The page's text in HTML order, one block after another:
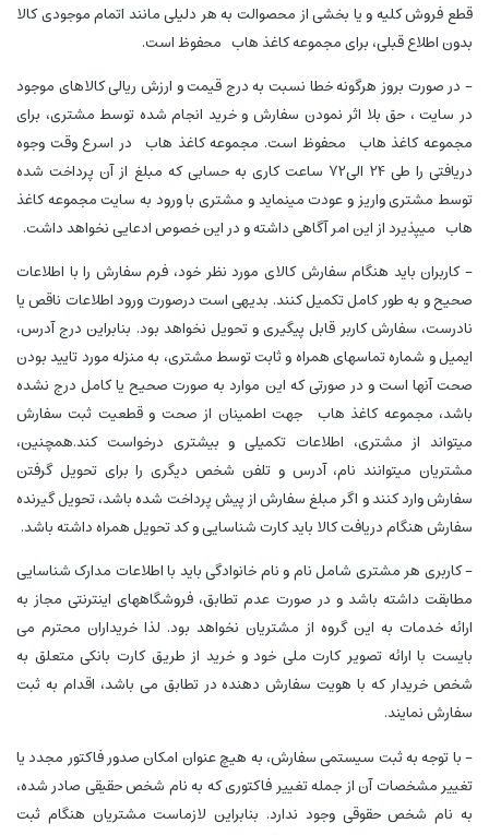
قطع فروش کلیه و یا بخشی از محصوالت به هر دلیلی مانند اتمام موجودی کالا
بدون اطلاع قبلی، برای مجموعه کاغذ هاب محفوظ است.
- در صورت بروز هرگونه خطا نسبت به درج قیمت و ارزش ریالی کالاهای موجود
در سایت ، حق بلا اثر نمودن سفارش و خرید انجام شده توسط مشتری، برای
مجموعه کاغذ هاب محفوظ است. مجموعه کاغذ هاب در اسرع وقت وجوه
دریافتی را طی 24 الی72 ساعت کاری به حسابی که مبلغ از آن پرداخت شده
توسط مشتری واریز و عودت مینماید و مشتری با ورود به سایت مجموعه کاغذ
هاب میپذیرد از این امر آگاهی داشته و در این خصوص ادعایی نخواهد داشت.
- کاربران باید هنگام سفارش کالای مورد نظر خود، فرم سفارش را با اطلاعات
صحیح و به طور کامل تکمیل کنند. بدیهی است درصورت ورود اطلاعات ناقص یا
نادرست، سفارش کاربر قابل پیگیری و تحویل نخواهد بود. بنابراین درج آدرس،
ایمیل و شماره تماسهای همراه و ثابت توسط مشتری، به منزله مورد تایید بودن
صحت آنها است و در صورتی که این موارد به صورت صحیح یا کامل درج نشده
باشد، مجموعه کاغذ هاب جهت اطمینان از صحت و قطعیت ثبت سفارش
میتواند از مشتری، اطلاعات تکمیلی و بیشتری درخواست کند.همچنین،
مشتریان میتوانند نام، آدرس و تلفن شخص دیگری را برای تحویل گرفتن
سفارش وارد کنند و اگر مبلغ سفارش از پیش پرداخت شده باشد، تحویل گیرنده
سفارش هنگام دریافت کالا باید کارت شناسایی و کد تحویل همراه داشته باشد.
- کاربری هر مشتری شامل نام و نام خانوادگی باید با اطلاعات مدارک شناسایی
مطابقت داشته باشد و در صورت عدم تطابق، فروشگاههای اینترنتی مجاز به
ارائه خدمات به این گروه از مشتریان نخواهد بود. لذا خریداران محترم می
بایست با ارائه تصویر کارت ملی خود و خرید از طریق کارت بانکی متعلق به
شخص خریدار که با هویت سفارش دهنده در تطابق می باشد، اقدام به ثبت
سفارش نمایند.
- با توجه به ثبت سیستمی سفارش، به هیچ عنوان امکان صدور فاکتور مجدد یا
تغییر مشخصات آن از جمله تغییر فاکتوری که به نام شخص حقیقی صادر شده،
به نام شخص حقوقی وجود ندارد. بنابراین لازماست مشتریان هنگام ثبت